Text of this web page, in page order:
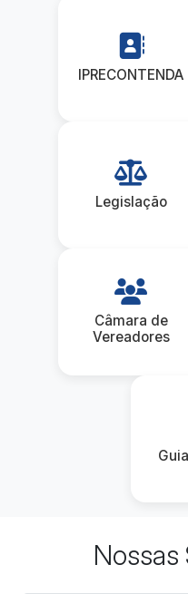
IPRECONTENDA
Legislação
Câmara de
Vereadores
Nossas